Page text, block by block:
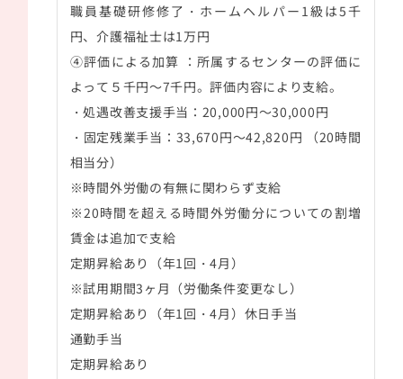
職員基礎研修修了・ホームヘルパー1級は5千
円、介護福祉士は1万円
④評価による加算 ：所属するセンターの評価に
よって５千円～7千円。評価内容により支給。
・処遇改善支援手当：20,000円～30,000円
・固定残業手当：33,670円～42,820円 （20時間
相当分）
※時間外労働の有無に関わらず支給
※20時間を超える時間外労働分についての割増
賃金は追加で支給
定期昇給あり（年1回・4月）
※試用期間3ヶ月（労働条件変更なし）
定期昇給あり（年1回・4月）休日手当
通勤手当
定期昇給あり